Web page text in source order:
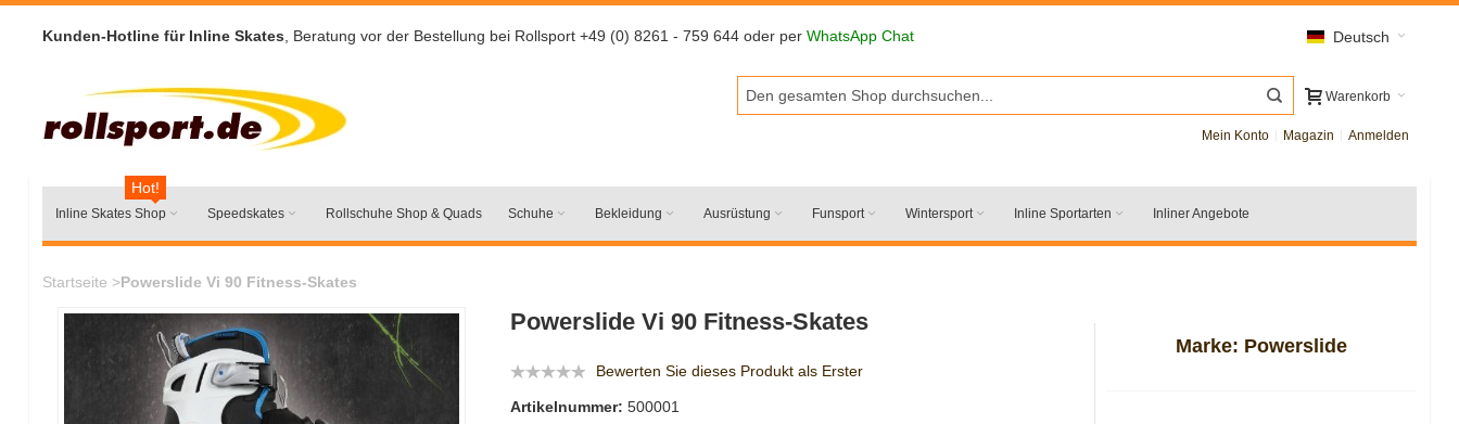
Kunden-Hotline für Inline Skates , Beratung vor der Bestellung bei Rollsport +49 (0) 8261 - 759 644 oder per WhatsApp Chat Deutsch
Warenkorb
Mein Konto Magazin Anmelden
Inline Skates Shop
Hot!
Speedskates Rollschuhe Shop & Quads Schuhe Bekleidung Ausrüstung Funsport Wintersport Inline Sportarten Inliner Angebote
Startseite >Powerslide Vi 90 Fitness-Skates
Powerslide Vi 90 Fitness-Skates
Bewerten Sie dieses Produkt als Erster
Artikelnummer: 500001
Marke: Powerslide